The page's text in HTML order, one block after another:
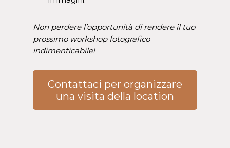
Non perdere l’opportunità di rendere il tuo
prossimo workshop fotografico
indimenticabile!
Contattaci per organizzare
una visita della location